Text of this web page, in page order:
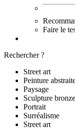
Faire le
Rechercher ?
Street art
Peinture
Paysage
Sculpture bronze
Portrait
Surréalisme
Street art